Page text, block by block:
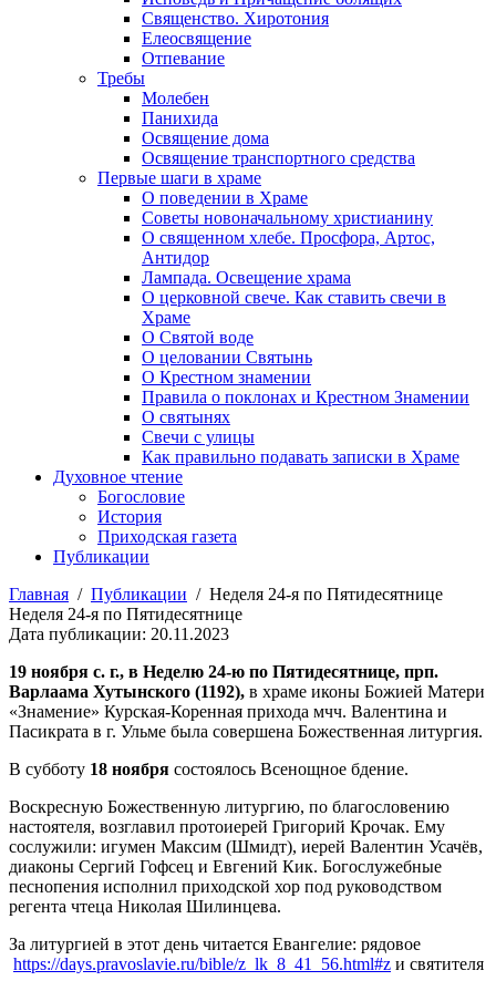
Священство. Хиротония
Елеосвящение
Отпевание
Требы
Молебен
Панихида
Освящение дома
Освящение транспортного средства
Первые шаги в храме
О поведении в Храме
Советы новоначальному христианину
О священном хлебе. Просфора, Артос,
Антидор
Лампада. Освещение храма
О церковной свече. Как ставить свечи в
Храме
О Святой воде
О целовании Святынь
О Крестном знамении
Правила о поклонах и Крестном Знамении
О святынях
Свечи с улицы
Как правильно подавать записки в Храме
Духовное чтение
Богословие
История
Приходская газета
Публикации
Главная / Публикации / Неделя 24-я по Пятидесятнице
Неделя 24-я по Пятидесятнице
Дата публикации: 20.11.2023
19 ноября с. г., в Неделю 24-ю по Пятидесятнице, прп.
Варлаама Хутынского (1192), в храме иконы Божией Матери
«Знамение» Курская-Коренная прихода мчч. Валентина и
Пасикрата в г. Ульме была совершена Божественная литургия.
В субботу 18 ноября состоялось Всенощное бдение.
Воскресную Божественную литургию, по благословению
настоятеля, возглавил протоиерей Григорий Крочак. Ему
сослужили: игумен Максим (Шмидт), иерей Валентин Усачёв,
диаконы Сергий Гофсец и Евгений Кик. Богослужебные
песнопения исполнил приходской хор под руководством
регента чтеца Николая Шилинцева.
За литургией в этот день читается Евангелие: рядовое
https://days.pravoslavie.ru/bible/z_lk_8_41_56.html#z и святителя